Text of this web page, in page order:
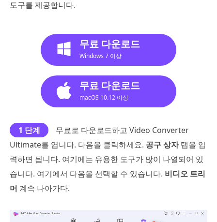
도구를 제공합니다.
무료 다운로드
Windows 7 이상
무료 다운로드
macOS 10.12 이상
1 단계
무료로 다운로드하고 Video Converter
Ultimate를 엽니다. 다음을 클릭하세요. 공구 상자탭을 입
력하면 됩니다. 여기에는 유용한 도구가 많이 나열되어 있
습니다. 여기에서 다음을 선택할 수 있습니다. 비디오 트리
머 계속 나아가다.